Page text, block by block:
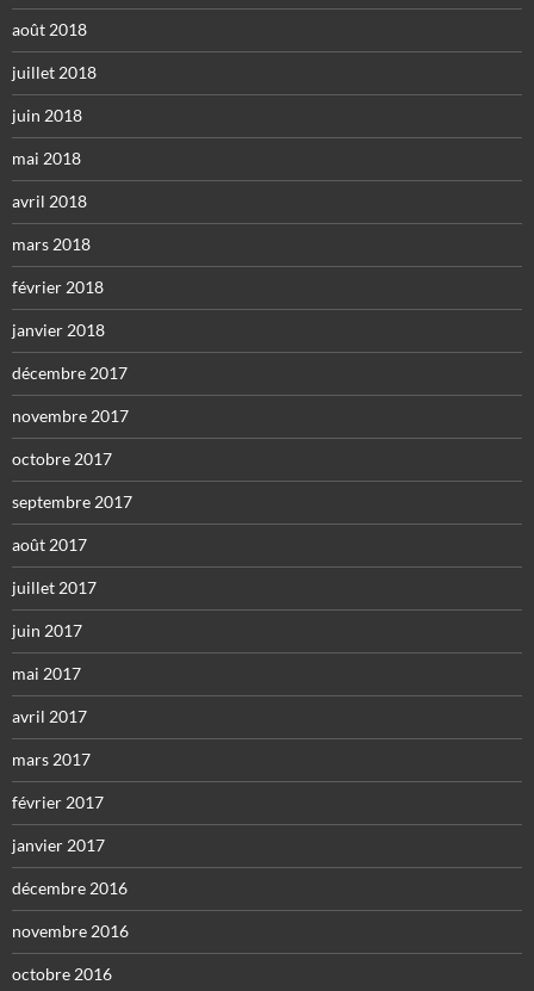
août 2018
juillet 2018
juin 2018
mai 2018
avril 2018
mars 2018
février 2018
janvier 2018
décembre 2017
novembre 2017
octobre 2017
septembre 2017
août 2017
juillet 2017
juin 2017
mai 2017
avril 2017
mars 2017
février 2017
janvier 2017
décembre 2016
novembre 2016
octobre 2016